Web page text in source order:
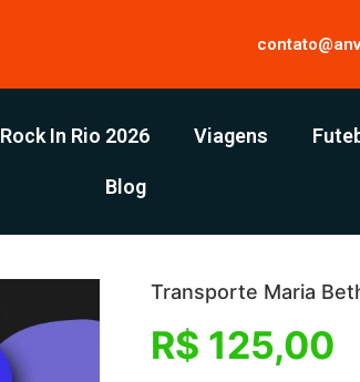
Rock In Rio 2026 Viagens
Blog
Transporte Maria
R$ 125,00